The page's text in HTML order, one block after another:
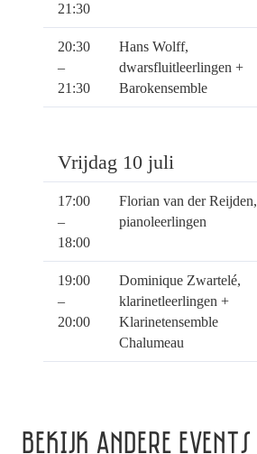
21:30
20:30
–
21:30
Hans Wolff,
dwarsfluitleerlingen +
Barokensemble
Vrijdag 10 juli
17:00
–
18:00
Florian van der Reijden,
pianoleerlingen
19:00
–
20:00
Dominique Zwartelé,
klarinetleerlingen +
Klarinetensemble
Chalumeau
BEKIJK ANDERE EVENTS